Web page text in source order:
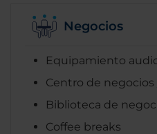
Negocios
Equipamiento
Centro de negocios
Biblioteca de
Coffee breaks